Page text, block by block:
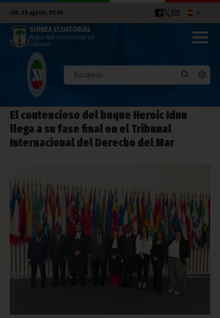
sáb. 08 agosto, 05:56
GUINEA ECUATORIAL
Página Web Institucional del
Gobierno
El contencioso del buque Heroic Idun
llega a su fase final en el Tribunal
Internacional del Derecho del Mar